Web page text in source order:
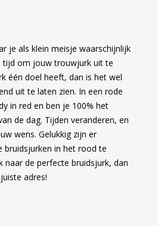
je als klein meisje waarschijnlijk
tijd om jouw trouwjurk uit te
één doel heeft, dan is het wel
uit te laten zien. In een rode
in red en ben je 100% het
de dag. Tijden veranderen, en
wens. Gelukkig zijn er
bruidsjurken in het rood te
naar de perfecte bruidsjurk, dan
adres!